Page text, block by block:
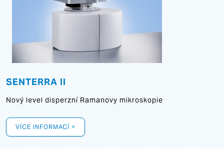
SENTERRA II
Nový level disperzní Ramanovy mikroskopie
VÍCE INFORMACÍ >